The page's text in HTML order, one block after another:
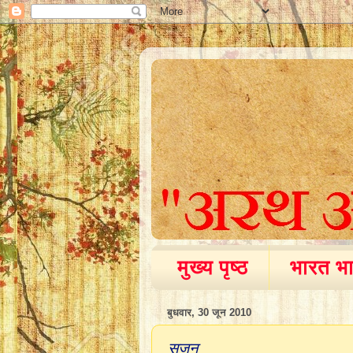
मुख्य पृष्ठ भारत
बुधवार, 30 जून 2010
सजन